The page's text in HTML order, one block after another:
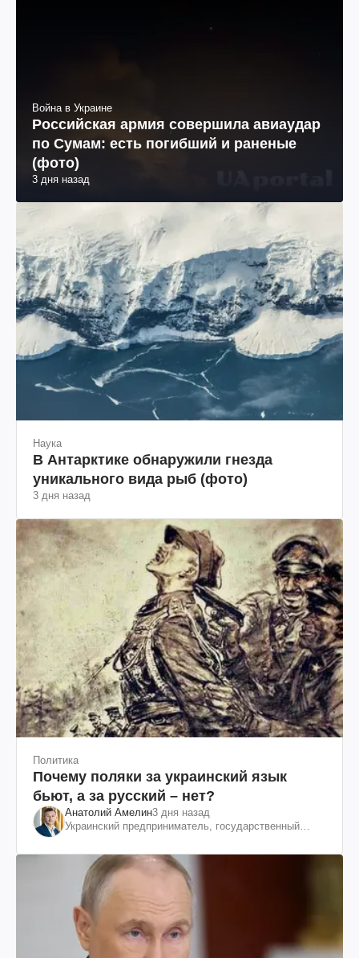
Война в Украине
Российская армия совершила авиаудар
по Сумам: есть погибший и раненые
(фото)
3 дня назад
Наука
В Антарктике обнаружили гнезда
уникального вида рыб (фото)
3 дня назад
Политика
Почему поляки за украинский язык
бьют, а за русский – нет?
Анатолий Амелин3 дня назад
Украинский предприниматель, государственный